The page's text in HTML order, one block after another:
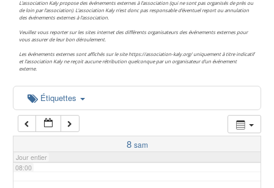
L’association Kaly propose des événements externes à l’association (qui ne sont pas organisés de près ou
de loin par l’association). L’association Kaly n’est donc pas responsable d’éventuel report ou annulation
des événements externes à l’association.
Veuillez vous reporter sur les sites internet des différents organisateurs des événements externes pour
vous assurer de leur bon déroulement.
Les événements externes sont affichés sur le site https://association-kaly.org/ uniquement à titre indicatif
et l’association Kaly ne reçoit aucune rétribution quelconque par un organisateur d’un événement
externe.
Étiquettes
8 sam
Jour entier
04:00
05:00
06:00
07:00
08:00